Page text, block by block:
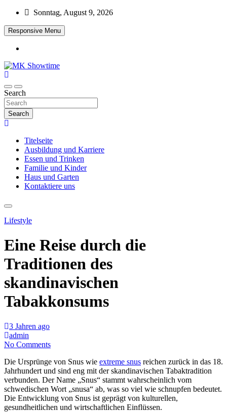
Skip
content
Sonntag, August 9, 2026
Responsive Menu
MK Showtime
Search
Search
Titelseite
Ausbildung und Karriere
Essen und Trinken
Familie und Kinder
Haus und Garten
Kontaktiere uns
Lifestyle
Eine Reise durch die
Traditionen des
skandinavischen
Tabakkonsums
3 Jahren ago
admin
No Comments
Die Ursprünge von Snus wie extreme snus reichen zurück in das 18.
Jahrhundert und sind eng mit der skandinavischen Tabaktradition
verbunden. Der Name „Snus“ stammt wahrscheinlich vom
schwedischen Wort „snusa“ ab, was so viel wie schnupfen bedeutet.
Die Entwicklung von Snus ist geprägt von kulturellen,
gesundheitlichen und wirtschaftlichen Einflüssen.